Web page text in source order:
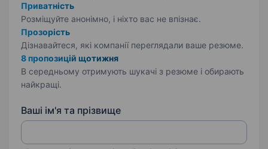
Приватність
Розміщуйте анонімно, і ніхто вас не впізнає.
Прозорість
Дізнавайтеся, які компанії переглядали ваше резюме.
8 пропозицій щотижня
В середньому отримують шукачі з резюме і обирають
найкращі.
Ваші ім'я та прізвище